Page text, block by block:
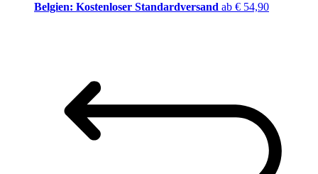
Belgien: Kostenloser Standardversand ab € 54,90